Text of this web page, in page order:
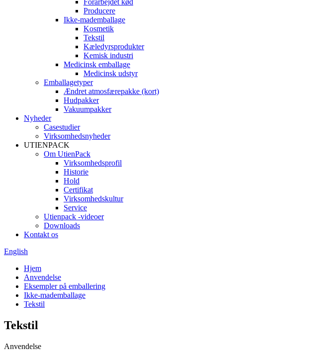
Forarbejdet kød
Producere
Ikke-mademballage
Kosmetik
Tekstil
Kæledyrsprodukter
Kemisk industri
Medicinsk emballage
Medicinsk udstyr
Emballagetyper
Ændret atmosfærepakke (kort)
Hudpakker
Vakuumpakker
Nyheder
Casestudier
Virksomhedsnyheder
UTIENPACK
Om UtienPack
Virksomhedsprofil
Historie
Hold
Certifikat
Virksomhedskultur
Service
Utienpack -videoer
Downloads
Kontakt os
English
Hjem
Anvendelse
Eksempler på emballering
Ikke-mademballage
Tekstil
Tekstil
Anvendelse